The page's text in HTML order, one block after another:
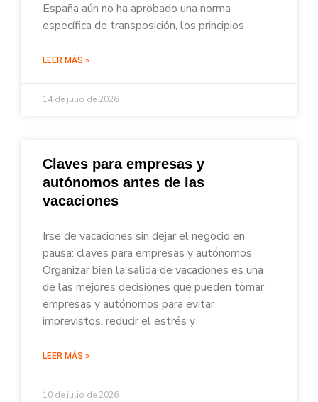
España aún no ha aprobado una norma
específica de transposición, los principios
LEER MÁS »
14 de julio de 2026
Claves para empresas y
autónomos antes de las
vacaciones
Irse de vacaciones sin dejar el negocio en
pausa: claves para empresas y autónomos
Organizar bien la salida de vacaciones es una
de las mejores decisiones que pueden tomar
empresas y autónomos para evitar
imprevistos, reducir el estrés y
LEER MÁS »
10 de julio de 2026